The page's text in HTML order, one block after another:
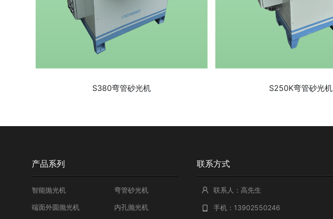
S380弯管砂光机 S250K弯管砂光机
产品系列
智能抛光机 弯管砂光机
端面外圆抛光机 内孔抛光机
联系方式
联系人：高先生
手机：13902550246